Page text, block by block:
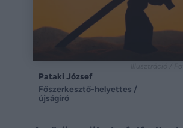
Pataki József
Főszerkesztő-helyettes /
újságíró